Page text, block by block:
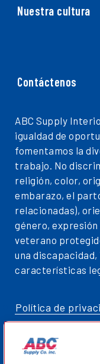
Nuestra cultura
Contáctenos
ABC Supply
igualdad de
fomentamos la
trabajo. No
religión, color,
embarazo, el
relacionadas),
género, expresión
veterano
una
características
Política de